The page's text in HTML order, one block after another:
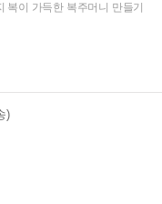
복이 가득한 복주머니 만들기
)